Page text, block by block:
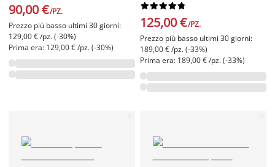
90,00 €/PZ.
Prezzo più basso ultimi 30 giorni:
129,00 € /pz. (-30%)
Prima era: 129,00 € /pz. (-30%)






125,00 €/PZ.
Prezzo più basso ultimi 30 giorni:
189,00 € /pz. (-33%)
Prima era: 189,00 € /pz. (-33%)